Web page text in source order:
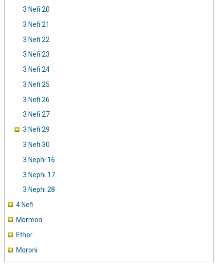
3 Nefi 20
3 Nefi 21
3 Nefi 22
3 Nefi 23
3 Nefi 24
3 Nefi 25
3 Nefi 26
3 Nefi 27
3 Nefi 29
3 Nefi 30
3 Nephi 16
3 Nephi 17
3 Nephi 28
4 Nefi
Mormon
Ether
Moroni